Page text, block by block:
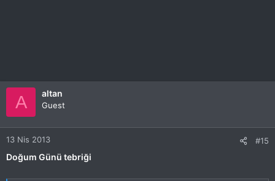
A altan
Guest
13 Nis 2013 #15
Doğum Günü tebriği